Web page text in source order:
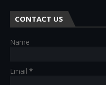
CONTACT US
Name
Email *